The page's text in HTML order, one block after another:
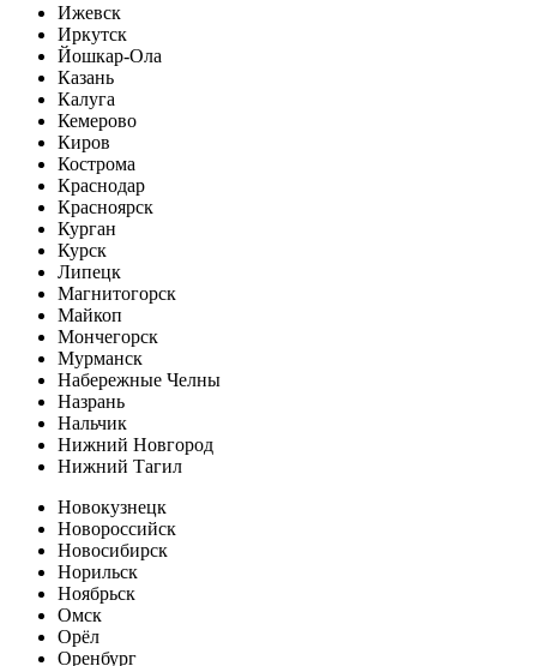
Ижевск
Иркутск
Йошкар-Ола
Казань
Калуга
Кемерово
Киров
Кострома
Краснодар
Красноярск
Курган
Курск
Липецк
Магнитогорск
Майкоп
Мончегорск
Мурманск
Набережные Челны
Назрань
Нальчик
Нижний Новгород
Нижний Тагил
Новокузнецк
Новороссийск
Новосибирск
Норильск
Ноябрьск
Омск
Орёл
Оренбург